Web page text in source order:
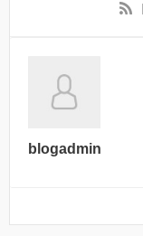
blogadmin